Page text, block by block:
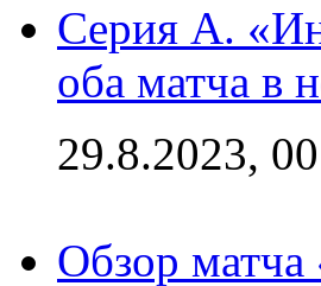
Серия А.
оба матча в
29.8.2023,
Обзор